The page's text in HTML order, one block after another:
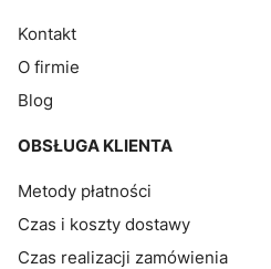
Kontakt
O firmie
Blog
OBSŁUGA KLIENTA
Metody płatności
Czas i koszty dostawy
Czas realizacji zamówienia